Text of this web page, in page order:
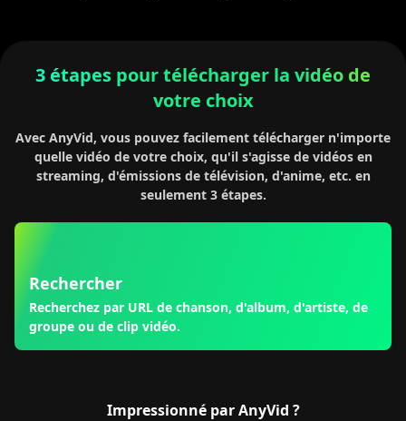
3 étapes pour télécharger la vidéo de
votre choix
Avec AnyVid, vous pouvez facilement télécharger n'importe
quelle vidéo de votre choix, qu'il s'agisse de vidéos en
streaming, d'émissions de télévision, d'anime, etc. en
seulement 3 étapes.
Rechercher
Recherchez par URL de chanson, d'album, d'artiste, de
groupe ou de clip vidéo.
Impressionné par AnyVid ?